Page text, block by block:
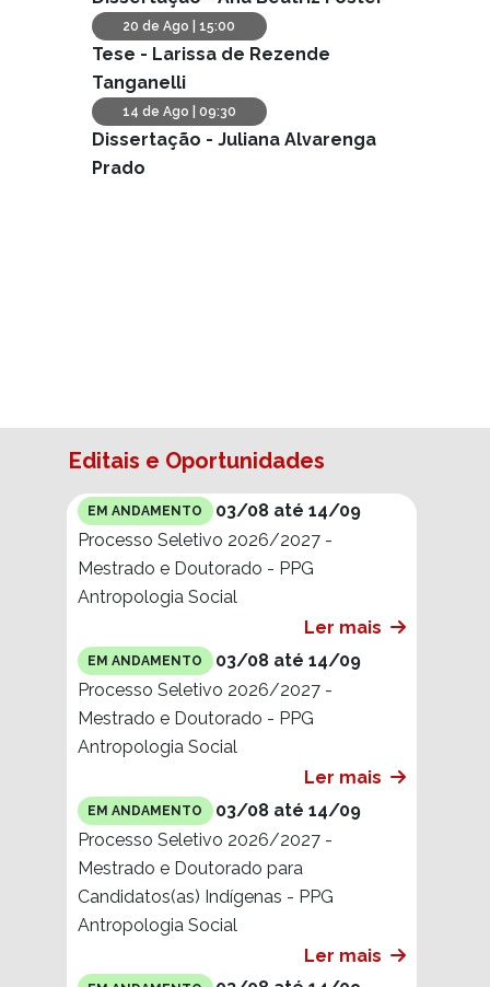
Tanganelli
14 de Ago | 09:30
Dissertação -
Prado
Processo Seletivo 2026/2027 -
Mestrado e Doutorado - PPG
Antropologia Social
Ler mais
EM ANDAMENTO
03/08 até 14/09
Processo Seletivo 2026/2027 -
Mestrado e Doutorado - PPG
Antropologia Social
Ler mais
EM ANDAMENTO
03/08 até 14/09
Processo Seletivo 2026/2027 -
Mestrado e Doutorado para
Candidatos(as) Indígenas - PPG
Antropologia Social
Ler mais
EM ANDAMENTO
03/08 até 14/09
Processo Seletivo 2026/2027 -
Mestrado e Doutorado para